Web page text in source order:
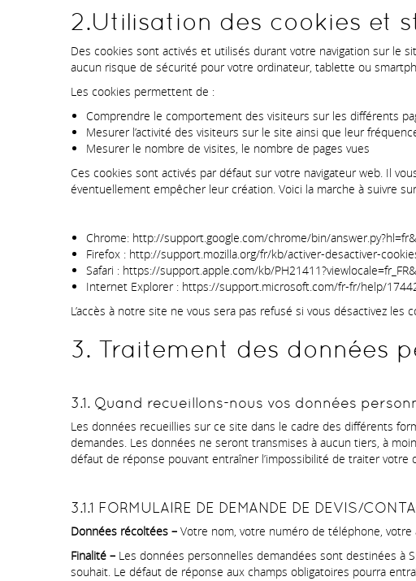
2.Utilisation des cookies et
Des cookies sont activés et utilisés durant votre navigation sur le
aucun risque de sécurité pour votre ordinateur, tablette ou
Les cookies permettent de :
Comprendre le comportement des visiteurs sur les différents
Mesurer l’activité des visiteurs sur le site ainsi que leur
Mesurer le nombre de visites, le nombre de pages vues
Ces cookies sont activés par défaut sur votre navigateur web. Il
éventuellement empêcher leur création. Voici la marche à suivre
Chrome: http://support.google.com/chrome/bin/
Firefox : http://support.mozilla.org/fr/kb/activer-desactiver-
Safari : https://support.apple.com/kb/
Internet Explorer : https://support.microsoft.com/fr-fr/help/
L’accès à notre site ne vous sera pas refusé si vous désactivez
3. Traitement des données
3.1. Quand recueillons-nous vos données
Les données recueillies sur ce site dans le cadre des différents
demandes. Les données ne seront transmises à aucun tiers, à
défaut de réponse pouvant entraîner l’impossibilité de traiter votre
3.1.1 FORMULAIRE DE DEMANDE DE DEVIS/
Données récoltées – Votre nom, votre numéro de téléphone,
Finalité – Les données personnelles demandées sont destinées à
souhait. Le défaut de réponse aux champs obligatoires pourra